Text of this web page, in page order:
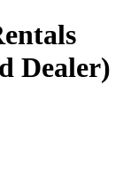
Dealer)